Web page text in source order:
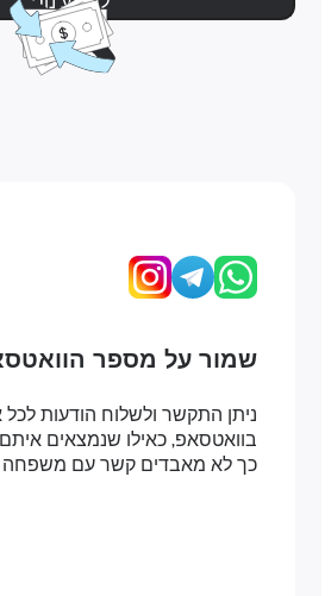
שמור על מספר הוואטסאפ
ניתן התקשר ולשלוח הודעות לכל אנשי
בוואטסאפ, כאילו שנמצאים איתם
כך לא מאבדים קשר עם משפחה